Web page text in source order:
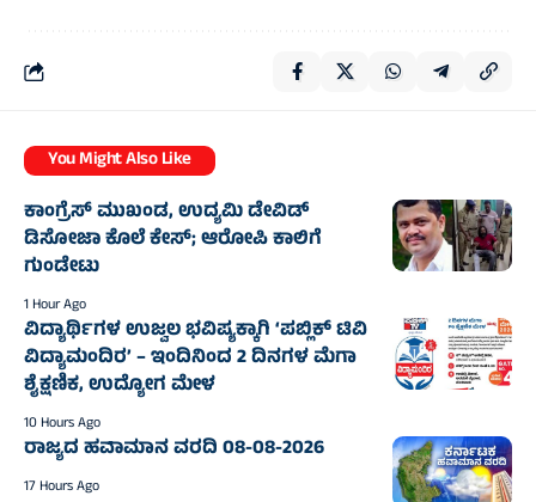
You Might Also Like
ಕಾಂಗ್ರೆಸ್‌ ಮುಖಂಡ, ಉದ್ಯಮಿ ಡೇವಿಡ್‌
ಡಿಸೋಜಾ ಕೊಲೆ ಕೇಸ್;‌ ಆರೋಪಿ ಕಾಲಿಗೆ
ಗುಂಡೇಟು
1 Hour Ago
ವಿದ್ಯಾರ್ಥಿಗಳ ಉಜ್ವಲ ಭವಿಷ್ಯಕ್ಕಾಗಿ ‘ಪಬ್ಲಿಕ್ ಟಿವಿ
ವಿದ್ಯಾಮಂದಿರ’ – ಇಂದಿನಿಂದ 2 ದಿನಗಳ ಮೆಗಾ
ಶೈಕ್ಷಣಿಕ, ಉದ್ಯೋಗ ಮೇಳ
10 Hours Ago
ರಾಜ್ಯದ ಹವಾಮಾನ ವರದಿ 08-08-2026
17 Hours Ago